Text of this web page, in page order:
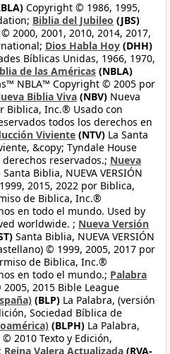
Copyright © 1986, 1995,
Biblia del Jubileo (JBS)
2000, 2001, 2010, 2014, 2017,
Dios Habla Hoy (DHH)
Bíblicas Unidas, 1966, 1970,
de las Américas (NBLA)
NBLA™ Copyright © 2005 por
Biblia Viva (NBV) Nueva
Biblica, Inc.® Usado con
todos los derechos en
Viviente (NTV) La Santa
&copy; Tyndale House
reservados.; Nueva
Santa Biblia, NUEVA VERSIÓN
2015, 2022 por Biblica,
de Biblica, Inc.®
en todo el mundo. Used by
worldwide. ; Nueva Versión
Santa Biblia, NUEVA VERSIÓN
© 1999, 2005, 2017 por
de Biblica, Inc.®
en todo el mundo.; Palabra
2015 Bible League
(BLP) La Palabra, (versión
Sociedad Bíblica de
(BLPH) La Palabra,
2010 Texto y Edición,
Reina Valera Actualizada (RVA-